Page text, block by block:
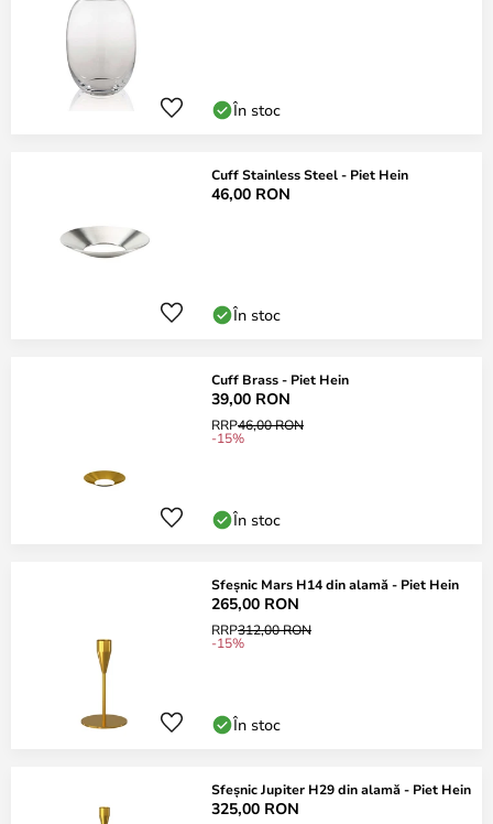
În stoc
Cuff Stainless Steel - Piet Hein
46,00 RON
În stoc
Cuff Brass - Piet Hein
39,00 RON
RRP46,00 RON
-15%
În stoc
Sfeșnic Mars H14 din alamă - Piet Hein
265,00 RON
RRP312,00 RON
-15%
În stoc
Sfeșnic Jupiter H29 din alamă - Piet Hein
325,00 RON